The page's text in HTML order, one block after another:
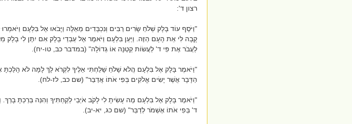
רצון ד':
"וַיֹּסֶף עוֹד בָּלָק שְׁלֹחַ שָׂרִים רַבִּים וְנִכְבָּדִים מֵאֵלֶּה וַיָּבֹאוּ אֶל בִּלְעָם
קָבָה לִּי אֵת הָעָם הַזֶּה. וַיַּעַן בִּלְעָם וַיֹּאמֶר אֶל עַבְדֵי בָלָק אִם יִתֶּן לִי בָלָק
לַעֲבֹר אֶת פִּי ד' לַעֲשׂוֹת קְטַנָּה אוֹ גְדוֹלָה" (במדבר כב, טו-יח).
"וַיֹּאמֶר בָּלָק אֶל בִּלְעָם הֲלֹא שָׁלֹחַ שָׁלַחְתִּי אֵלֶיךָ לִקְרֹא לָךְ לָמָּה לֹא הָלַכְתָּ
הַדָּבָר אֲשֶׁר יָשִׂים אֱלֹקִים בְּפִי אֹתוֹ אֲדַבֵּר" (שם כב, לז-לח).
"וַיֹּאמֶר בָּלָק אֶל בִּלְעָם מֶה עָשִׂיתָ לִי לָקֹב אֹיְבַי לְקַחְתִּיךָ וְהִנֵּה בֵּרַכְתָּ בָרֵךְ.
ד' בְּפִי אֹתוֹ אֶשְׁמֹר לְדַבֵּר" (שם כג, יא-יב).